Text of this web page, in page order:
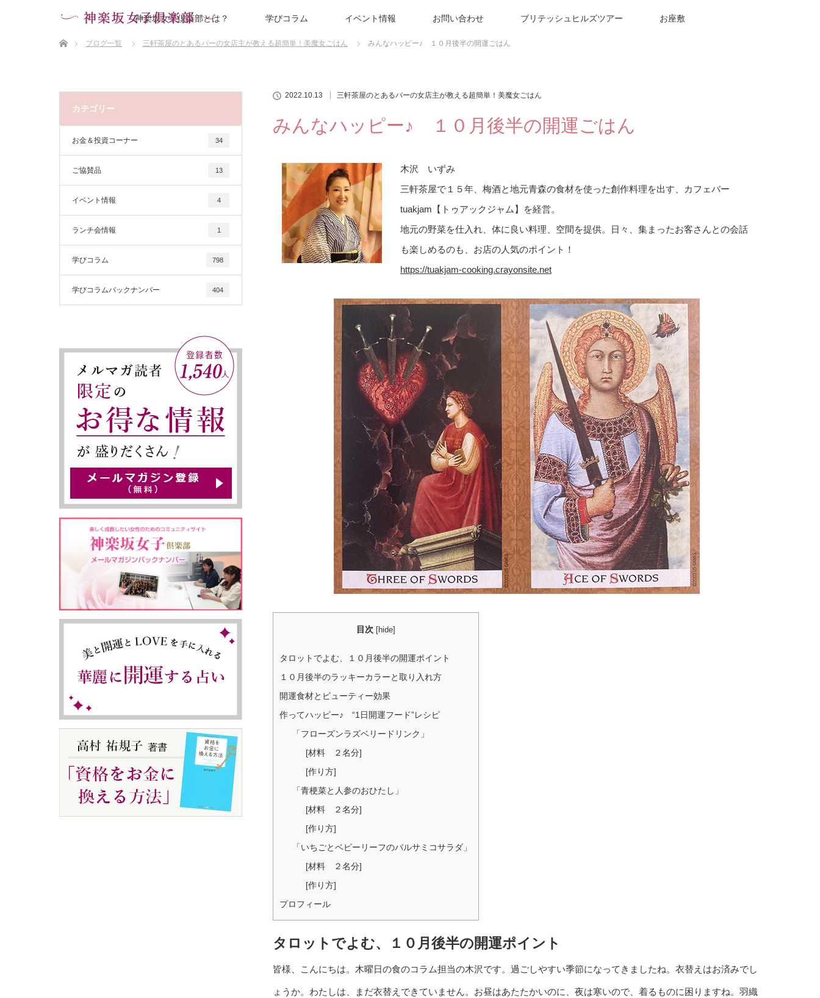
神楽坂女子倶楽部とは？ 学びコラム イベント情報 お問い合わせ ブリテッシュヒルズツアー お座敷
ブログ一覧
三軒茶屋のとあるバーの女店主が教える超簡単！美魔女ごはん みんなハッピー♪ １０月後半の開運ごはん
2022.10.13 三軒茶屋のとあるバーの女店主が教える超簡単！美魔女ごはん
みんなハッピー♪ １０月後半の開運ごはん
木沢 いずみ
三軒茶屋で１５年、梅酒と地元青森の食材を使った創作料理を出す、カフェバー
tuakjam【トゥアックジャム】を経営。
地元の野菜を仕入れ、体に良い料理、空間を提供。日々、集まったお客さんとの会話
も楽しめるのも、お店の人気のポイント！
https://tuakjam-cooking.crayonsite.net
目次 [hide]
タロットでよむ、１０月後半の開運ポイント
１０月後半のラッキーカラーと取り入れ方
開運食材とビューティー効果
作ってハッピー♪ “1日開運フード”レシピ
「フローズンラズベリードリンク」
[材料 ２名分]
[作り方]
「青梗菜と人参のおひたし」
[材料 ２名分]
[作り方]
「いちごとベビーリーフのバルサミコサラダ」
[材料 ２名分]
[作り方]
プロフィール
タロットでよむ、１０月後半の開運ポイント
皆様、こんにちは。木曜日の食のコラム担当の木沢です。過ごしやすい季節になってきましたね。衣替えはお済みでし
ょうか。わたしは、まだ衣替えできていません。お昼はあたたかいのに、夜は寒いので、着るものに困りますね。羽織
カテゴリー
お金＆投資コーナー 34
ご協賛品 13
イベント情報 4
ランチ会情報 1
学びコラム 798
学びコラムバックナンバー 404